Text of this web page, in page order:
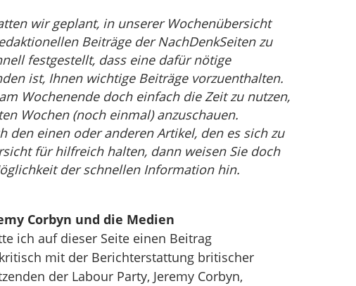
wir geplant, in unserer Wochenübersicht
Beiträge der NachDenkSeiten zu
festgestellt, dass eine dafür nötige
ist, Ihnen wichtige Beiträge vorzuenthalten.
Wochenende doch einfach die Zeit zu nutzen,
Wochen (noch einmal) anzuschauen.
den einen oder anderen Artikel, den es sich zu
für hilfreich halten, dann weisen Sie doch
der schnellen Information hin.
Corbyn und die Medien
ich auf dieser Seite einen Beitrag
mit der Berichterstattung britischer
der Labour Party, Jeremy Corbyn,